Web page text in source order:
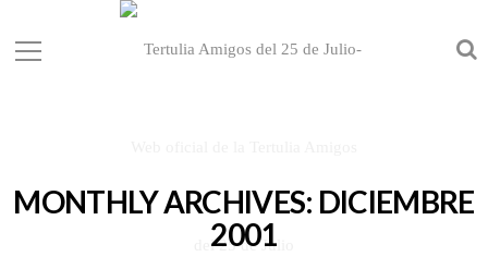
MONTHLY ARCHIVES: DICIEMBRE
2001